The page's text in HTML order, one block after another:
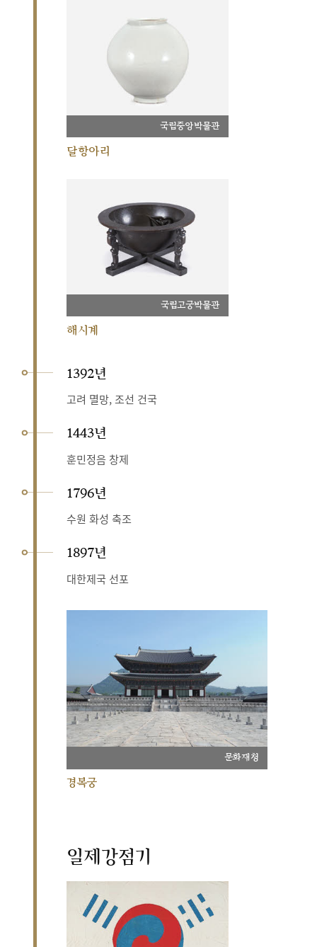
국립중앙박물관
달항아리
국립고궁박물관
해시계
1392년
고려 멸망, 조선 건국
1443년
훈민정음 창제
1796년
수원 화성 축조
1897년
대한제국 선포
문화재청
경복궁
일제강점기